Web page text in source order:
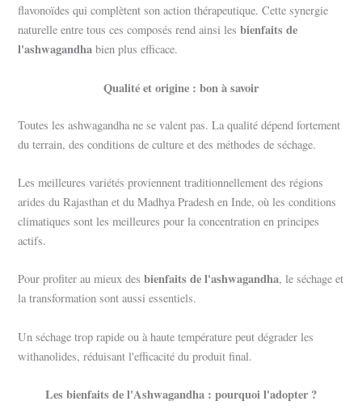
flavonoïdes qui complètent son action thérapeutique. Cette synergie
naturelle entre tous ces composés rend ainsi lesbienfaits de
l'ashwagandha bien plus efficace.
Qualité et origine : bon à savoir
Toutes les ashwagandha ne se valent pas. La qualité dépend fortement
du terrain, des conditions de culture et des méthodes de séchage.
Les meilleures variétés proviennent traditionnellement des régions
arides du Rajasthan et du Madhya Pradesh en Inde, où les conditions
climatiques sont les meilleures pour la concentration en principes
actifs.
Pour profiter au mieux desbienfaits de l'ashwagandha, le séchage et
la transformation sont aussi essentiels.
Un séchage trop rapide ou à haute température peut dégrader les
withanolides, réduisant l'efficacité du produit final.
Les bienfaits de l'Ashwagandha : pourquoi l'adopter ?